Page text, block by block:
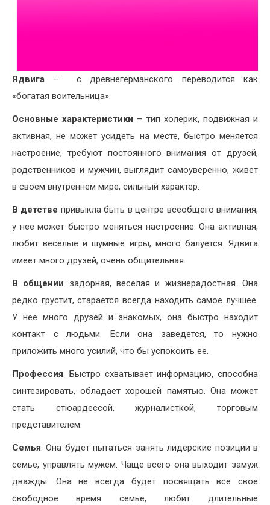
Ядвига – с древнегерманского переводится как
«богатая воительница».
Основные характеристики – тип холерик, подвижная и
активная, не может усидеть на месте, быстро меняется
настроение, требуют постоянного внимания от друзей,
родственников и мужчин, выглядит самоуверенно, живет
в своем внутреннем мире, сильный характер.
В детстве привыкла быть в центре всеобщего внимания,
у нее может быстро меняться настроение. Она активная,
любит веселые и шумные игры, много балуется. Ядвига
имеет много друзей, очень общительная.
В общении задорная, веселая и жизнерадостная. Она
редко грустит, старается всегда находить самое лучшее.
У нее много друзей и знакомых, она быстро находит
контакт с людьми. Если она заведется, то нужно
приложить много усилий, что бы успокоить ее.
Профессия. Быстро схватывает информацию, способна
синтезировать, обладает хорошей памятью. Она может
стать стюардессой, журналисткой, торговым
представителем.
Семья. Она будет пытаться занять лидерские позиции в
семье, управлять мужем. Чаще всего она выходит замуж
дважды. Она не всегда будет посвящать все свое
свободное время семье, любит длительные